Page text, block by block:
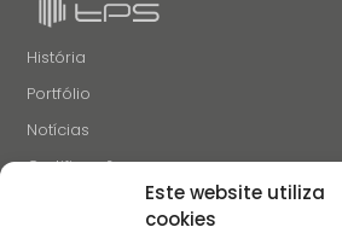
Este website utiliza
cookies
História
Portfólio
Notícias
Certificações